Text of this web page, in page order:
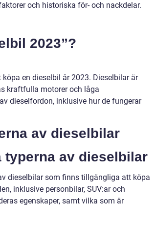
och historiska för- och nackdelar.
2023”?
en dieselbil år 2023. Dieselbilar är
kraftfulla motorer och låga
dieselfordon, inklusive hur de fungerar
av dieselbilar
typerna av dieselbilar
dieselbilar som finns tillgängliga att köpa
inklusive personbilar, SUV:ar och
egenskaper, samt vilka som är